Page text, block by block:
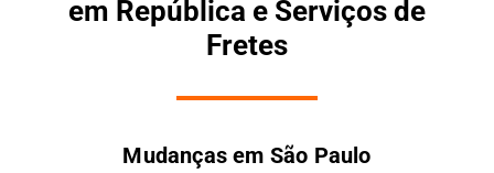
em República e Serviços de
Fretes
Mudanças em São Paulo